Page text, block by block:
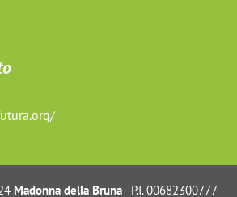
Madonna della Bruna- P.I. 00682300777 -